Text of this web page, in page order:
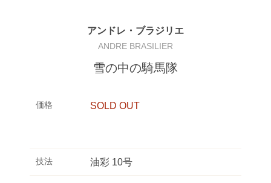
アンドレ・ブラジリエ
ANDRE BRASILIER
雪の中の騎馬隊
価格 SOLD OUT
技法 油彩 10号